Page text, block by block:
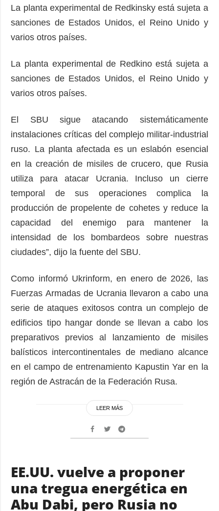
La planta experimental de Redkinsky está sujeta a
sanciones de Estados Unidos, el Reino Unido y
varios otros países.
La planta experimental de Redkino está sujeta a
sanciones de Estados Unidos, el Reino Unido y
varios otros países.
El SBU sigue atacando sistemáticamente
instalaciones críticas del complejo militar-industrial
ruso. La planta afectada es un eslabón esencial
en la creación de misiles de crucero, que Rusia
utiliza para atacar Ucrania. Incluso un cierre
temporal de sus operaciones complica la
producción de propelente de cohetes y reduce la
capacidad del enemigo para mantener la
intensidad de los bombardeos sobre nuestras
ciudades”, dijo la fuente del SBU.
Como informó Ukrinform, en enero de 2026, las
Fuerzas Armadas de Ucrania llevaron a cabo una
serie de ataques exitosos contra un complejo de
edificios tipo hangar donde se llevan a cabo los
preparativos previos al lanzamiento de misiles
balísticos intercontinentales de mediano alcance
en el campo de entrenamiento Kapustin Yar en la
región de Astracán de la Federación Rusa.
LEER MÁS
EE.UU. vuelve a proponer
una tregua energética en
Abu Dabi, pero Rusia no